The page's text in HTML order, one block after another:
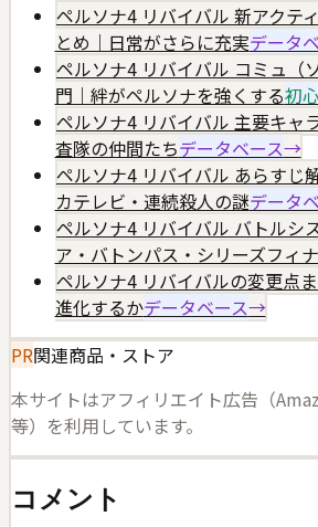
ペルソナ4 リバイバル 新アクテ
とめ｜日常がさらに充実データ
ペルソナ4 リバイバル コミュ（
門｜絆がペルソナを強くする初
ペルソナ4 リバイバル 主要キャ
査隊の仲間たちデータベース→
ペルソナ4 リバイバル あらすじ
カテレビ・連続殺人の謎データ
ペルソナ4 リバイバル バトルシ
ア・バトンパス・シリーズフィ
ペルソナ4 リバイバルの変更点
進化するかデータベース→
PR関連商品・ストア
本サイトはアフィリエイト広告（
等）を利用しています。
コメント